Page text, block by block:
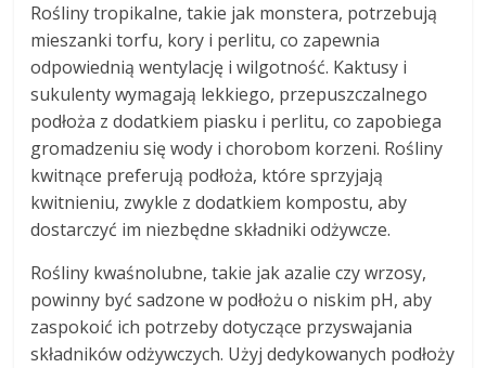
Rośliny tropikalne, takie jak monstera, potrzebują
mieszanki torfu, kory i perlitu, co zapewnia
odpowiednią wentylację i wilgotność. Kaktusy i
sukulenty wymagają lekkiego, przepuszczalnego
podłoża z dodatkiem piasku i perlitu, co zapobiega
gromadzeniu się wody i chorobom korzeni. Rośliny
kwitnące preferują podłoża, które sprzyjają
kwitnieniu, zwykle z dodatkiem kompostu, aby
dostarczyć im niezbędne składniki odżywcze.
Rośliny kwaśnolubne, takie jak azalie czy wrzosy,
powinny być sadzone w podłożu o niskim pH, aby
zaspokoić ich potrzeby dotyczące przyswajania
składników odżywczych. Użyj dedykowanych podłoży